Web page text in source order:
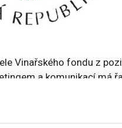
Vinařského fondu z
a komunikací má
obchodními
působení v redakci
řady vinařských